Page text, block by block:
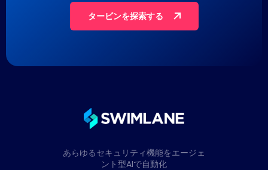
タービンを探索する
あらゆるセキュリティ機能をエージェ
ント型AIで自動化